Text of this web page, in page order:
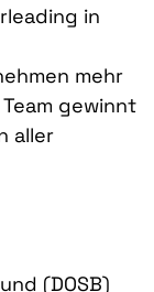
in
mehr
gewinnt
aller
(DOSB)